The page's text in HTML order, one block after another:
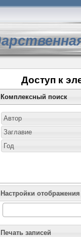
Доступ к
Комплексный поиск
Настройки отображения
Печать записей